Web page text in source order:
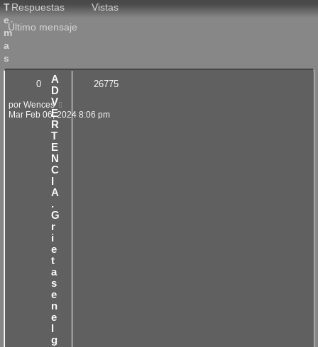
T
e
m
a
s
Respuestas
Vistas
Último mensaje
A
D
V
E
R
T
E
N
C
A
.
G
r
i
e
t
a
s
e
n
e
g
0 26775
por Wences
Mar Feb 06, 2024 8:06 pm